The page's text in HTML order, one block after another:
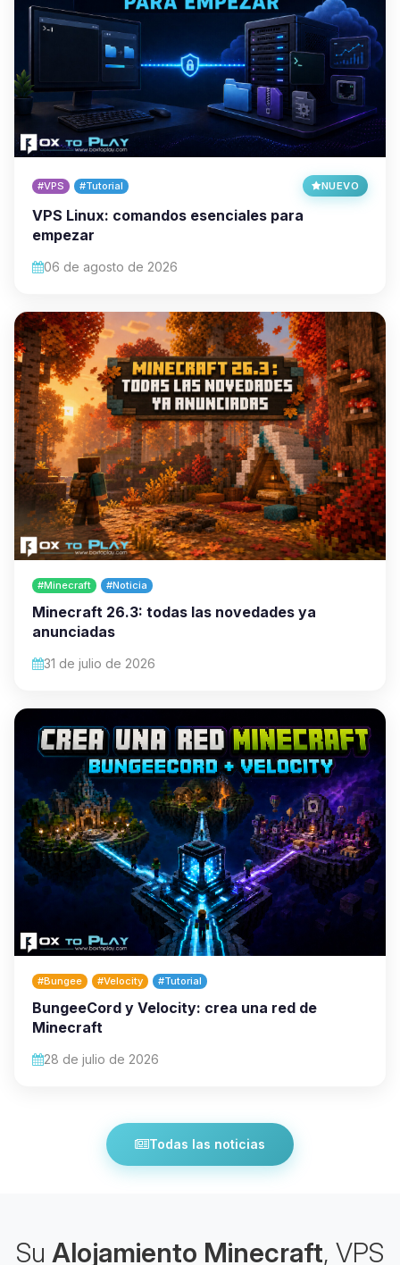
#VPS #Tutorial NUEVO
VPS Linux: comandos esenciales para
empezar
06 de agosto de 2026
#Minecraft #Noticia
Minecraft 26.3: todas las novedades ya
anunciadas
31 de julio de 2026
#Bungee #Velocity #Tutorial
BungeeCord y Velocity: crea una red de
Minecraft
28 de julio de 2026
Todas las noticias
Su Alojamiento Minecraft, VPS